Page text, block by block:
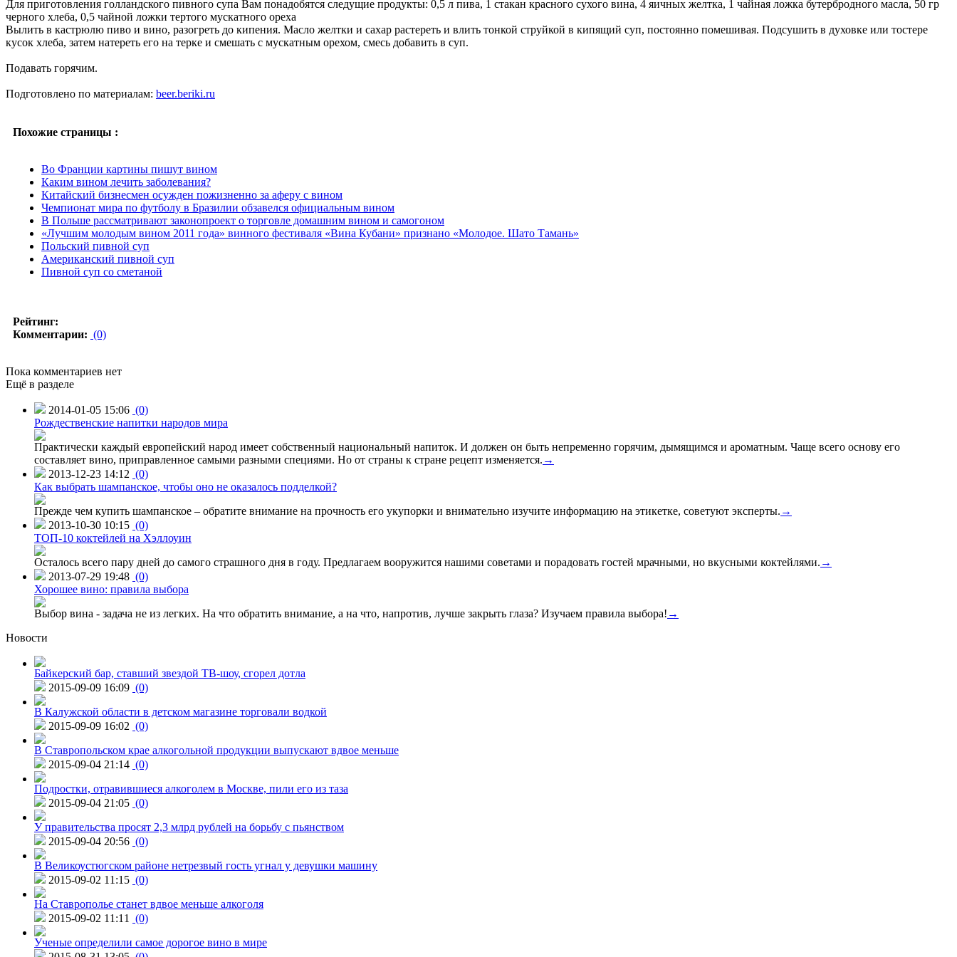
Для приготовления голландского пивного супа Вам понадобятся следущие продукты: 0,5 л пива, 1 стакан красного сухого вина, 4 яичных желтка, 1 чайная ложка бутербродного масла, 50 гр
черного хлеба, 0,5 чайной ложки тертого мускатного ореха
Вылить в кастрюлю пиво и вино, разогреть до кипения. Масло желтки и сахар растереть и влить тонкой струйкой в кипящий суп, постоянно помешивая. Подсушить в духовке или тостере
кусок хлеба, затем натереть его на терке и смешать с мускатным орехом, смесь добавить в суп.
Подавать горячим.
Подготовлено по материалам: beer.beriki.ru
Похожие страницы :
Во Франции картины пишут вином
Каким вином лечить заболевания?
Китайский бизнесмен осужден пожизненно за аферу с вином
Чемпионат мира по футболу в Бразилии обзавелся официальным вином
В Польше рассматривают законопроект о торговле домашним вином и самогоном
«Лучшим молодым вином 2011 года» винного фестиваля «Вина Кубани» признано «Молодое. Шато Тамань»
Польский пивной суп
Американский пивной суп
Пивной суп со сметаной
Рейтинг:
Комментарии: (0)
Пока комментариев нет
Ещё в разделе
2014-01-05 15:06 (0)
Рождественские напитки народов мира
Практически каждый европейский народ имеет собственный национальный напиток. И должен он быть непременно горячим, дымящимся и ароматным. Чаще всего основу его
составляет вино, приправленное самыми разными специями. Но от страны к стране рецепт изменяется. →
2013-12-23 14:12 (0)
Как выбрать шампанское, чтобы оно не оказалось подделкой?
Прежде чем купить шампанское – обратите внимание на прочность его укупорки и внимательно изучите информацию на этикетке, советуют эксперты. →
2013-10-30 10:15 (0)
ТОП-10 коктейлей на Хэллоуин
Осталось всего пару дней до самого страшного дня в году. Предлагаем вооружится нашими советами и порадовать гостей мрачными, но вкусными коктейлями. →
2013-07-29 19:48 (0)
Хорошее вино: правила выбора
Выбор вина - задача не из легких. На что обратить внимание, а на что, напротив, лучше закрыть глаза? Изучаем правила выбора! →
Новости
Байкерский бар, ставший звездой ТВ-шоу, сгорел дотла
2015-09-09 16:09 (0)
В Калужской области в детском магазине торговали водкой
2015-09-09 16:02 (0)
В Ставропольском крае алкогольной продукции выпускают вдвое меньше
2015-09-04 21:14 (0)
Подростки, отравившиеся алкоголем в Москве, пили его из таза
2015-09-04 21:05 (0)
У правительства просят 2,3 млрд рублей на борьбу с пьянством
2015-09-04 20:56 (0)
В Великоустюгском районе нетрезвый гость угнал у девушки машину
2015-09-02 11:15 (0)
На Ставрополье станет вдвое меньше алкоголя
2015-09-02 11:11
(0)
Ученые определили самое дорогое вино в мире